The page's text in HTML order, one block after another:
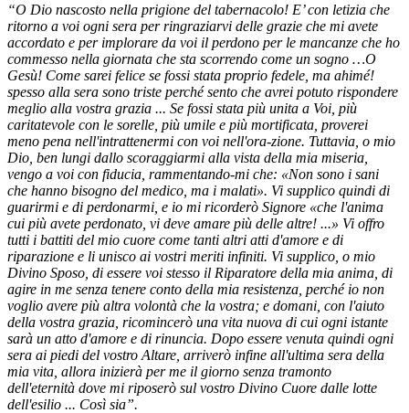
“O Dio nascosto nella prigione del tabernacolo! E’ con letizia che
ritorno a voi ogni sera per ringraziarvi delle grazie che mi avete
accordato e per implorare da voi il perdono per le mancanze che ho
commesso nella giornata che sta scorrendo come un sogno …O
Gesù! Come sarei felice se fossi stata proprio fedele, ma ahimé!
spesso alla sera sono triste perché sento che avrei potuto rispondere
meglio alla vostra grazia ... Se fossi stata più unita a Voi, più
caritatevole con le sorelle, più umile e più mortificata, proverei
meno pena nell'intrattenermi con voi nell'ora-zione. Tuttavia, o mio
Dio, ben lungi dallo scoraggiarmi alla vista della mia miseria,
vengo a voi con fiducia, rammentando-mi che: «Non sono i sani
che hanno bisogno del medico, ma i malati». Vi supplico quindi di
guarirmi e di perdonarmi, e io mi ricorderò Signore «che l'anima
cui più avete perdonato, vi deve amare più delle altre! ...» Vi offro
tutti i battiti del mio cuore come tanti altri atti d'amore e di
riparazione e li unisco ai vostri meriti infiniti. Vi supplico, o mio
Divino Sposo, di essere voi stesso il Riparatore della mia anima, di
agire in me senza tenere conto della mia resistenza, perché io non
voglio avere più altra volontà che la vostra; e domani, con l'aiuto
della vostra grazia, ricomincerò una vita nuova di cui ogni istante
sarà un atto d'amore e di rinuncia. Dopo essere venuta quindi ogni
sera ai piedi del vostro Altare, arriverò infine all'ultima sera della
mia vita, allora inizierà per me il giorno senza tramonto
dell'eternità dove mi riposerò sul vostro Divino Cuore dalle lotte
dell'esilio ... Così sia”.